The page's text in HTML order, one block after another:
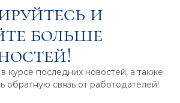
и
больше
курсе последних новостей, а также
обратную связь от работодателей!